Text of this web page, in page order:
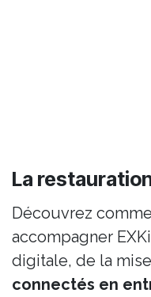
La
Découvrez
accompagner
digitale, de la
connectés en